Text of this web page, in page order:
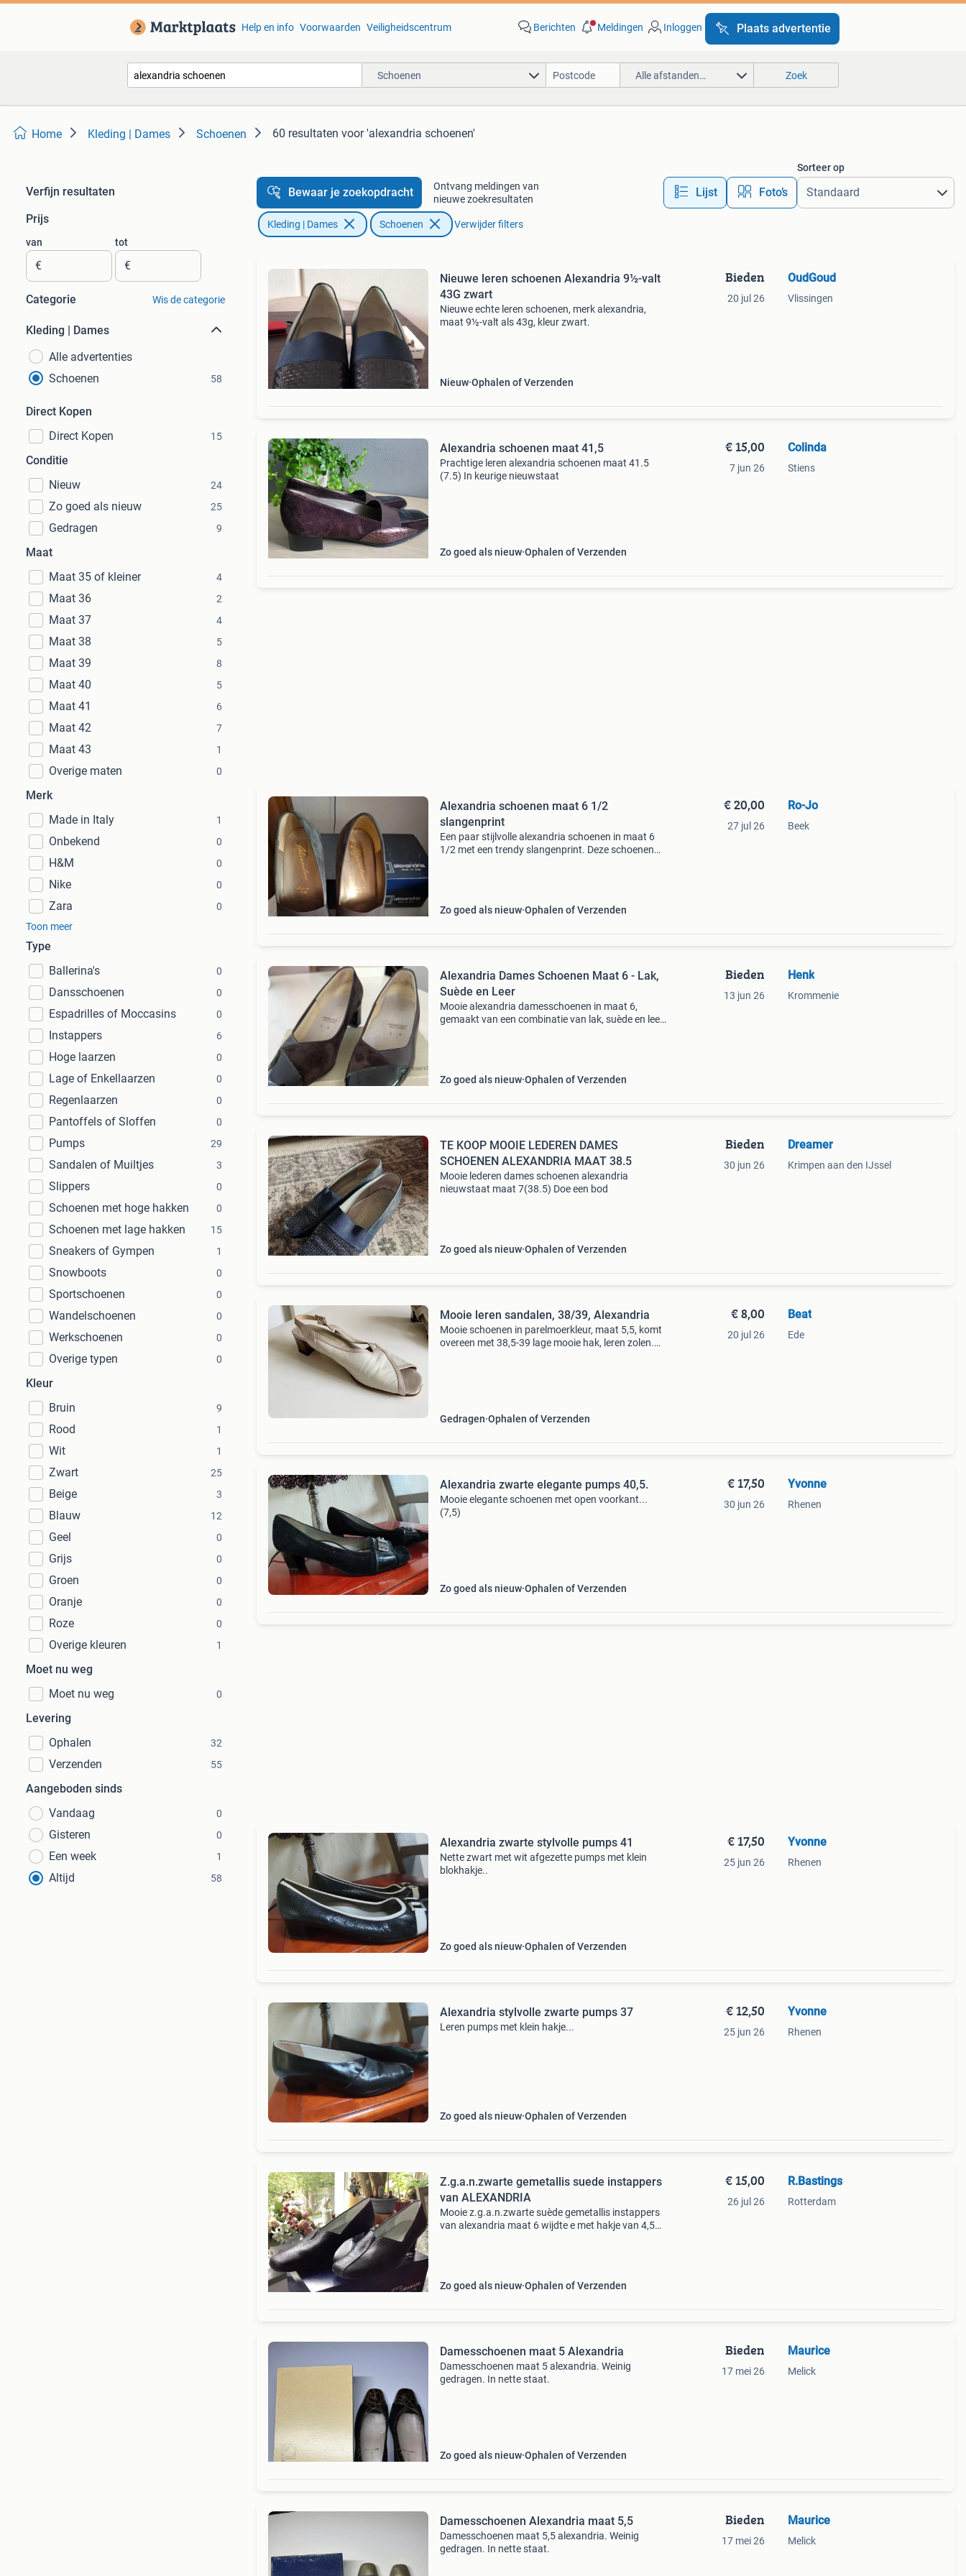
Help en info Voorwaarden Veiligheidscentrum Berichten Meldingen Inloggen Plaats advertentie
Schoenen Alle afstanden… Zoek
Home Kleding | Dames Schoenen 60 resultaten voor 'alexandria schoenen'
Verfijn resultaten
Prijs
van
€
tot
€
Categorie Wis de categorie
Kleding | Dames
Alle advertenties
Schoenen
58
Direct Kopen
Direct Kopen
15
Conditie
Nieuw
24
Zo goed als nieuw 25
Gedragen 9
Maat
Maat 35 of kleiner
4
Maat 36 2
Maat 37 4
Maat 38 5
Maat 39 8
Maat 40 5
Maat 41 6
Maat 42 7
Maat 43 1
Overige maten 0
Merk
Made in Italy
1
Onbekend 0
H&M 0
Nike 0
Zara
0
Toon meer
Type
Ballerina's
0
Dansschoenen 0
Espadrilles of Moccasins 0
Instappers 6
Hoge laarzen 0
Lage of Enkellaarzen 0
Regenlaarzen 0
Pantoffels of Sloffen 0
Pumps 29
Sandalen of Muiltjes 3
Slippers 0
Schoenen met hoge hakken 0
Schoenen met lage hakken 15
Sneakers of Gympen 1
Snowboots 0
Sportschoenen 0
Wandelschoenen 0
Werkschoenen 0
Overige typen 0
Kleur
Bruin
9
Rood 1
Wit 1
Zwart 25
Beige 3
Blauw 12
Geel 0
Grijs 0
Groen 0
Oranje 0
Roze 0
Overige kleuren 1
Moet nu weg
Moet nu weg
0
Levering
Ophalen
32
Verzenden 55
Aangeboden sinds
Vandaag
0
Gisteren 0
Een week 1
Altijd 58
Bewaar je zoekopdracht
Ontvang meldingen van
nieuwe zoekresultaten
Lijst Foto’s
Sorteer op
Kleding | Dames Schoenen Verwijder filters
Nieuwe leren schoenen Alexandria 9½-valt
43G zwart
Nieuwe echte leren schoenen, merk alexandria,
maat 9½-valt als 43g, kleur zwart.
Nieuw Ophalen of Verzenden
Bieden
20 jul 26
OudGoud
Vlissingen
Alexandria schoenen maat 41,5
Prachtige leren alexandria schoenen maat 41.5
(7.5) In keurige nieuwstaat
Zo goed als nieuw Ophalen of Verzenden
€ 15,00
7 jun 26
Colinda
Stiens
Alexandria schoenen maat 6 1/2
slangenprint
Een paar stijlvolle alexandria schoenen in maat 6
1/2 met een trendy slangenprint. Deze schoenen
Zo goed als nieuw Ophalen of Verzenden
€ 20,00
27 jul 26
Ro-Jo
Beek
Alexandria Dames Schoenen Maat 6 - Lak,
Suède en Leer
Mooie alexandria damesschoenen in maat 6,
gemaakt van een combinatie van lak, suède en leer.
Zo goed als nieuw Ophalen of Verzenden
Bieden
13 jun 26
Henk
Krommenie
TE KOOP MOOIE LEDEREN DAMES
SCHOENEN ALEXANDRIA MAAT 38.5
Mooie lederen dames schoenen alexandria
nieuwstaat maat 7(38.5) Doe een bod
Zo goed als nieuw Ophalen of Verzenden
Bieden
30 jun 26
Dreamer
Krimpen aan den IJssel
Mooie leren sandalen, 38/39, Alexandria
Mooie schoenen in parelmoerkleur, maat 5,5, komt
overeen met 38,5-39 lage mooie hak, leren zolen.
Gedragen Ophalen of Verzenden
€ 8,00
20 jul 26
Beat
Ede
Alexandria zwarte elegante pumps 40,5.
Mooie elegante schoenen met open voorkant...
(7,5)
Zo goed als nieuw Ophalen of Verzenden
€ 17,50
30 jun 26
Yvonne
Rhenen
Alexandria zwarte stylvolle pumps 41
Nette zwart met wit afgezette pumps met klein
blokhakje..
Zo goed als nieuw Ophalen of Verzenden
€ 17,50
25 jun 26
Yvonne
Rhenen
Alexandria stylvolle zwarte pumps 37
Leren pumps met klein hakje...
Zo goed als nieuw Ophalen of Verzenden
€ 12,50
25 jun 26
Yvonne
Rhenen
Z.g.a.n.zwarte gemetallis suede instappers
van ALEXANDRIA
Mooie z.g.a.n.zwarte suède gemetallis instappers
van alexandria maat 6 wijdte e met hakje van 4,5
Zo goed als nieuw Ophalen of Verzenden
€ 15,00
26 jul 26
R.Bastings
Rotterdam
Damesschoenen maat 5 Alexandria
Damesschoenen maat 5 alexandria. Weinig
gedragen. In nette staat.
Zo goed als nieuw Ophalen of Verzenden
Bieden
17 mei 26
Maurice
Melick
Damesschoenen Alexandria maat 5,5
Damesschoenen maat 5,5 alexandria. Weinig
gedragen. In nette staat.
Bieden
17 mei 26
Maurice
Melick